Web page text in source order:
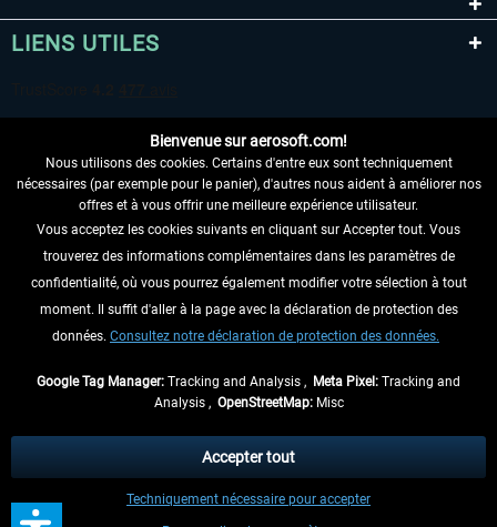
LIENS UTILES
RENONCER AU CONTRAT ICI
INFORMATIONS
NE MANQUEZ PAS LES DERNIÈRES
échéant, frais de remboursement, si aucune description contraire.
** S'applique aux envois vers l'Allemagne. Pour les autres pays, veuillez
consulter lesinformations d'expédition.
Bienvenue sur aerosoft.com!
Nous utilisons des cookies. Certains d'entre eux sont techniquement
nécessaires (par exemple pour le panier), d'autres nous aident à améliorer nos
offres et à vous offrir une meilleure expérience utilisateur.
Vous acceptez les cookies suivants en cliquant sur Accepter tout. Vous
trouverez des informations complémentaires dans les paramètres de
confidentialité, où vous pourrez également modifier votre sélection à tout
moment. Il suffit d'aller à la page avec la déclaration de protection des
données. Consultez notre déclaration de protection des données.
Google Tag Manager: Tracking and Analysis , Meta Pixel: Tracking and
Analysis , OpenStreetMap:Misc
Techniquement nécessaire pour accepter
Accepter tout